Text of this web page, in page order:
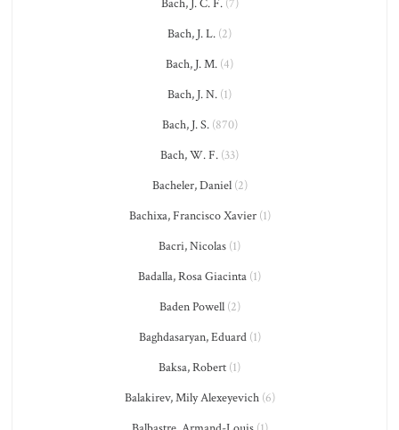
Bach, J. C. F.(7)
Bach, J. L. (2)
Bach, J. M. (4)
Bach, J. N. (1)
Bach, J. S.(870)
Bach, W. F. (33)
Bacheler, Daniel(2)
Bachixa, Francisco Xavier(1)
Bacri, Nicolas (1)
Badalla, Rosa Giacinta (1)
Baden Powell(2)
Baghdasaryan, Eduard(1)
Baksa, Robert (1)
Balakirev, Mily Alexeyevich(6)